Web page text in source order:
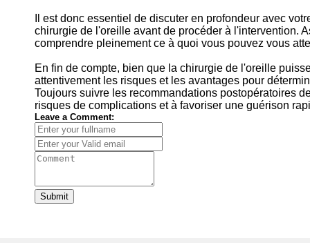
Il est donc essentiel de discuter en profondeur avec
chirurgie de l'oreille avant de procéder à l'intervention.
comprendre pleinement ce à quoi vous pouvez vous
En fin de compte, bien que la chirurgie de l'oreille
attentivement les risques et les avantages pour
Toujours suivre les recommandations postopératoires
risques de complications et à favoriser une guérison
Leave a Comment:
Submit